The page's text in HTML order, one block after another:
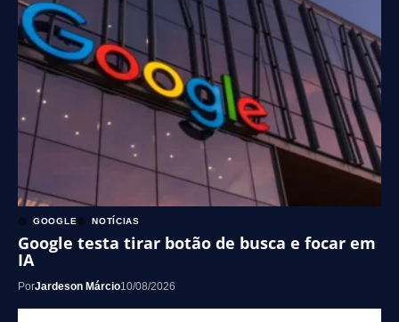
GOOGLE NOTÍCIAS
Google testa tirar botão de busca e focar em
IA
PorJardeson Márcio10/08/2026